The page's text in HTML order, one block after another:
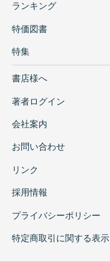
ランキング
特価図書
特集
書店様へ
著者ログイン
会社案内
お問い合わせ
リンク
採用情報
プライバシーポリシー
特定商取引に関する表示